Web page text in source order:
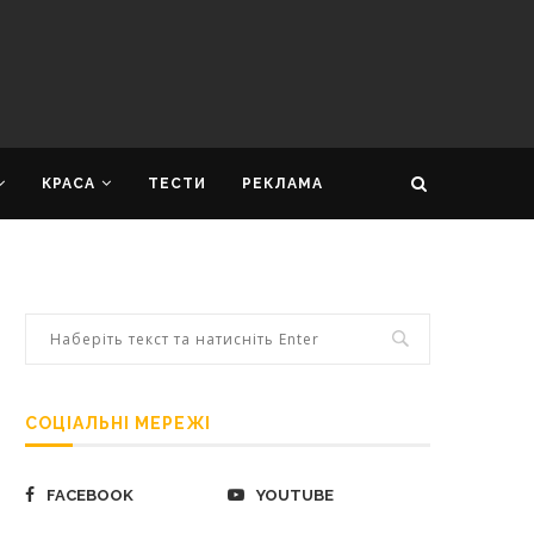
КРАСА ТЕСТИ РЕКЛАМА
СОЦІАЛЬНІ МЕРЕЖІ
FACEBOOK YOUTUBE